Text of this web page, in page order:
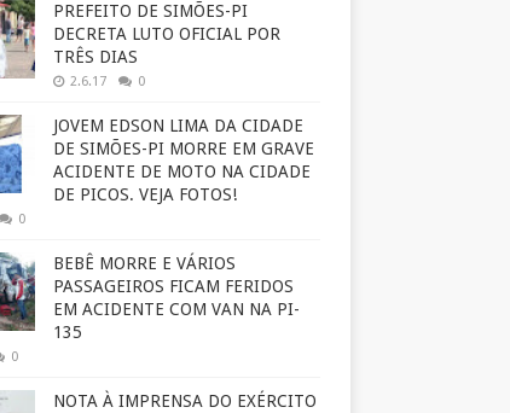
PREFEITO DE SIMÕES-PI
DECRETA LUTO OFICIAL POR
TRÊS DIAS
2.6.17 0
JOVEM EDSON LIMA DA CIDADE
DE SIMÕES-PI MORRE EM GRAVE
ACIDENTE DE MOTO NA CIDADE
DE PICOS. VEJA FOTOS!
0
BEBÊ MORRE E VÁRIOS
PASSAGEIROS FICAM FERIDOS
EM ACIDENTE COM VAN NA PI-
135
0
NOTA À IMPRENSA DO EXÉRCITO